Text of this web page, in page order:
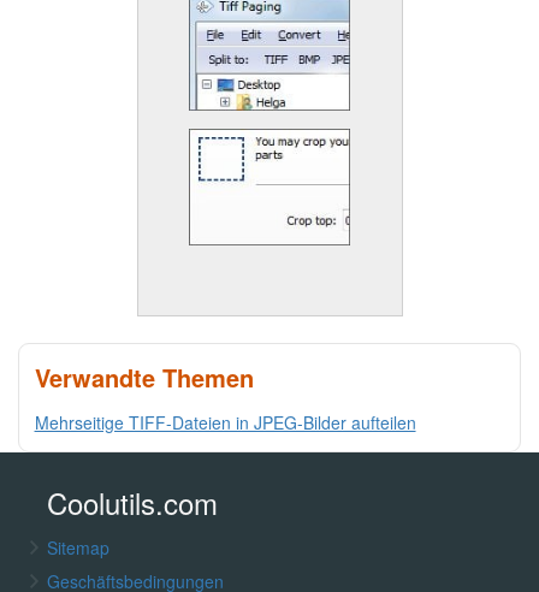
Verwandte Themen
Mehrseitige TIFF-Dateien in JPEG-Bilder aufteilen
Coolutils.com
Sitemap
Geschäftsbedingungen